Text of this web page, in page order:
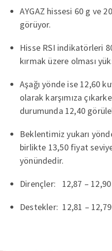
AYGAZ hissesi 60 g ve
görüyor.
Hisse RSI indikatörleri
kırmak üzere olması
Aşağı yönde ise 12,60
olarak karşımıza
durumunda 12,40
Beklentimiz yukarı
birlikte 13,50 fiyat
yönündedir.
Dirençler: 12,87 – 12,90
Destekler: 12,81 – 12,79